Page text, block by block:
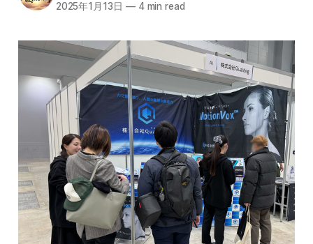
2025年1月13日 —4 min read